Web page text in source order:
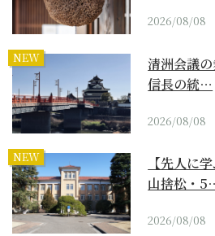
2026/08/08
NEW
清洲会議
信長の統…
2026/08/08
NEW
【先人に
山捨松・
2026/08/08